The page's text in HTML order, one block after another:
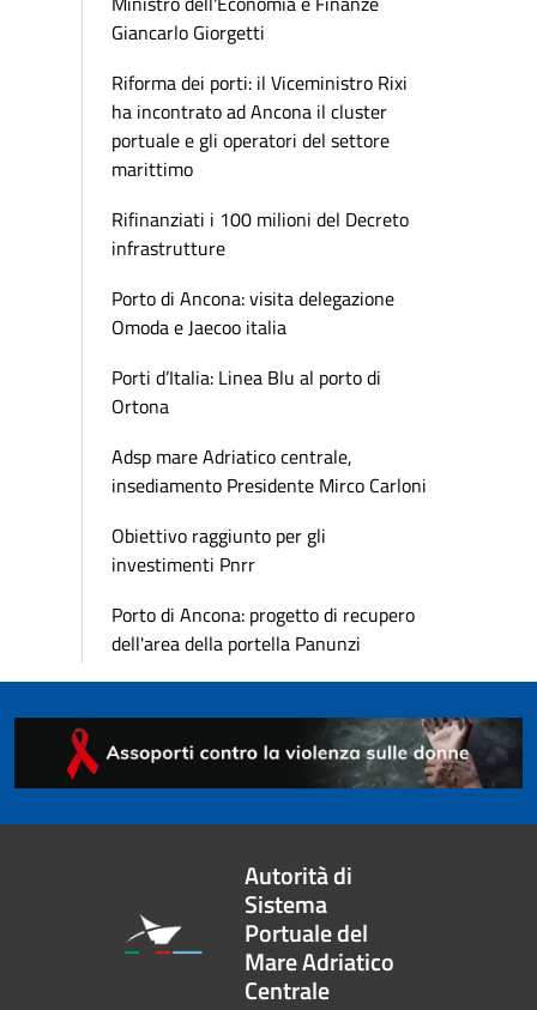
Giancarlo Giorgetti
Riforma dei porti: il Viceministro Rixi
ha incontrato ad Ancona il cluster
portuale e gli operatori del settore
marittimo
Rifinanziati i 100 milioni del Decreto
infrastrutture
Porto di Ancona: visita delegazione
Omoda e Jaecoo italia
Porti d’Italia: Linea Blu al porto di
Ortona
Adsp mare Adriatico centrale,
insediamento Presidente Mirco Carloni
Obiettivo raggiunto per gli
investimenti Pnrr
Porto di Ancona: progetto di recupero
dell'area della portella Panunzi
Autorità di
Sistema
Portuale del
Mare Adriatico
Centrale